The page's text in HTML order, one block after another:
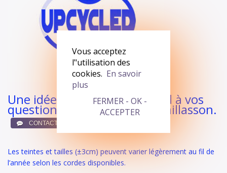
Une idée en tête ? On répond à vos
questions et on crée votre paillasson.
Les teintes et tailles (±3cm) peuvent varier légèrement au fil de
l’année selon les cordes disponibles.
Vous acceptez
l"utilisation des
cookies. En savoir
plus
FERMER - OK -
ACCEPTER